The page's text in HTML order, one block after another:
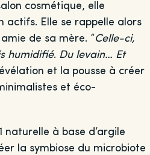
cosmétique, elle
actifs. Elle se rappelle alors
de sa mère. “Celle-ci,
humidifié. Du levain… Et
et la pousse à créer
et éco-
naturelle à base d’argile
la symbiose du microbiote